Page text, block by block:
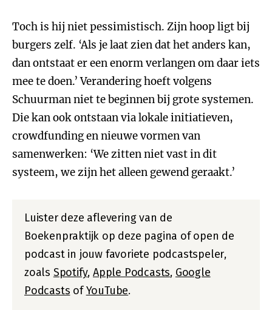
Toch is hij niet pessimistisch. Zijn hoop ligt bij
burgers zelf. ‘Als je laat zien dat het anders kan,
dan ontstaat er een enorm verlangen om daar iets
mee te doen.’ Verandering hoeft volgens
Schuurman niet te beginnen bij grote systemen.
Die kan ook ontstaan via lokale initiatieven,
crowdfunding en nieuwe vormen van
samenwerken: ‘We zitten niet vast in dit
systeem, we zijn het alleen gewend geraakt.’
Luister deze aflevering van de
Boekenpraktijk op deze pagina of open de
podcast in jouw favoriete podcastspeler,
zoals Spotify,Apple Podcasts, Google
Podcasts ofYouTube.